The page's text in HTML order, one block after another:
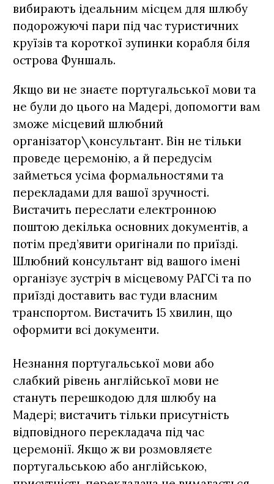
вибирають ідеальним місцем для шлюбу
подорожуючі пари під час туристичних
круїзів та короткої зупинки корабля біля
острова Фуншаль.
Якщо ви не знаєте португальської мови та
не були до цього на Мадері, допомогти вам
зможе місцевий шлюбний
організатор\консультант. Він не тільки
проведе церемонію, а й передусім
займеться усіма формальностями та
перекладами для вашої зручності.
Вистачить переслати електронною
поштою декілька основних документів, а
потім пред’явити оригінали по приїзді.
Шлюбний консультант від вашого імені
організує зустріч в місцевому РАГСі та по
приїзді доставить вас туди власним
транспортом. Вистачить 15 хвилин, що
оформити всі документи.
Незнання португальської мови або
слабкий рівень англійської мови не
стануть перешкодою для шлюбу на
Мадері; вистачить тільки присутність
відповідного перекладача під час
церемонії. Якщо ж ви розмовляєте
португальською або англійською,